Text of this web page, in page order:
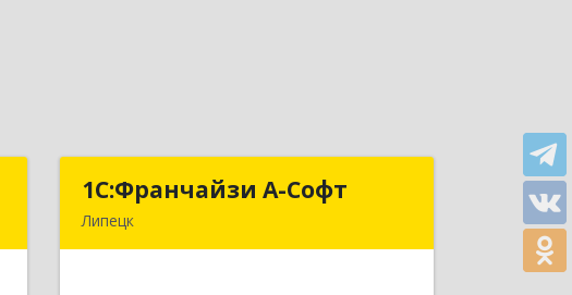
1С:Франчайзи А-Софт
Липецк
1С:Франчайзи А-Софт